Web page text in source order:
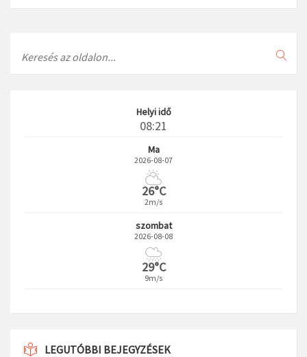
Helyi idő
08:21
Ma
2026-08-07
26°C
2m/s
szombat
2026-08-08
29°C
9m/s
LEGUTÓBBI BEJEGYZÉSEK